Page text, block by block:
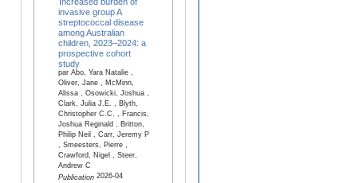
invasive group A
streptococcal disease
among Australian
children, 2023–2024: a
prospective cohort
study
par Abo, Yara Natalie ,
Oliver, Jane , McMinn,
Alissa , Osowicki, Joshua ,
Clark, Julia J.E. , Blyth,
Christopher C.C. , Francis,
Joshua Reginald , Britton,
Philip Neil , Carr, Jeremy P
, Smeesters, Pierre ,
Crawford, Nigel , Steer,
Andrew C
Publication2026-04